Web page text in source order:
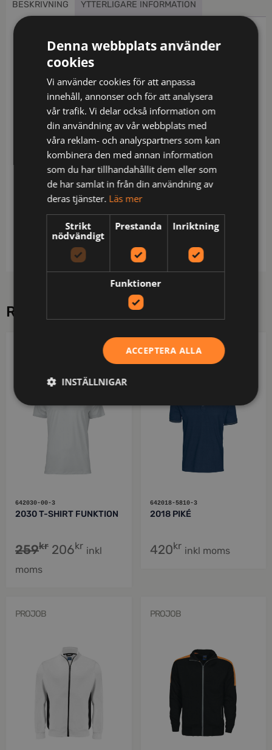
BESKRIVNING YTTERLIGARE INFORMATION
Beskrivning
Quiltfodrad servicejacka i lättskött
polyester/bomull. Två bröstfickor med
kardborrestängning, D-ring i vänster bröstficka för
ID-kort. Borstad mjuk polyester i kragen. Framfickor
med blixtlås. Två innerfickor, en stor för dokument
och en för mobiltelefonen. Reglerbart ärmslut och
nederkant. Reflexer framtill på ficklock. Förlängd i
rygg med reflexpasspoal.
Material: 65% polyester / 35% bomull
Skötsel: Normal maskintvätt vid 60 grader,Blekning
är inte tillåtet,Torktumla ej,Strykning. Högsta tillåtna
temperatur 150 grader,Ej kemtvätt
RELATERADE PRODUKTER
642030-00-3
2030 T-SHIRT FUNKTION
259kr 206kr inkl
moms
PROJOB
642018-5810-3
2018 PIKÉ
420kr inkl moms
PROJOB PROJOB
Denna webbplats använder
cookies
Vi använder cookies för att anpassa
innehåll, annonser och för att analysera
vår trafik. Vi delar också information om
din användning av vår webbplats med
våra reklam- och analyspartners som kan
kombinera den med annan information
som du har tillhandahållit dem eller som
de har samlat in från din användning av
deras tjänster. Läs mer
Strikt
nödvändigt
Prestanda Inriktning
Funktioner
ACCEPTERA ALLA
INSTÄLLNIGAR